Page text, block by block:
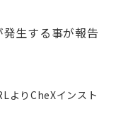
生する事が報告
よりCheXインスト